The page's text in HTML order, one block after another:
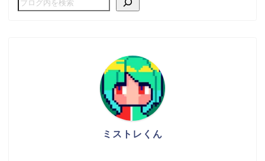
ミストレくん